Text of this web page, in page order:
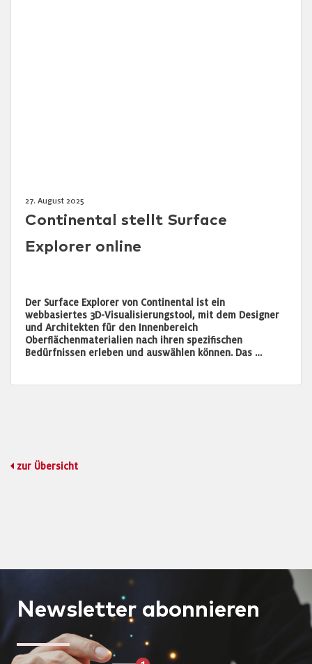
27. August 2025
Continental stellt Surface
Explorer online
Der Surface Explorer von Continental ist ein
webbasiertes 3D-Visualisierungstool, mit dem Designer
und Architekten für den Innenbereich
Oberflächenmaterialien nach ihren spezifischen
Bedürfnissen erleben und auswählen können. Das …
zur Übersicht
Newsletter abonnieren